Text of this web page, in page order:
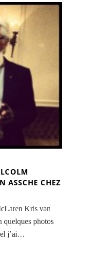
ASSCHE CHEZ
Kris van
quelques photos
j’ai…